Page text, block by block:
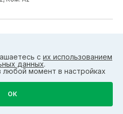
препараты для укрепления
жизни" за 2009, 2011 и 2013 гг.
не осуществляется согласно
лекарственных средств" от
ссылки на другие сайты в
сайтах третьих лиц, ЗАО
с их использованием
данных.
момент в настройках
ОК